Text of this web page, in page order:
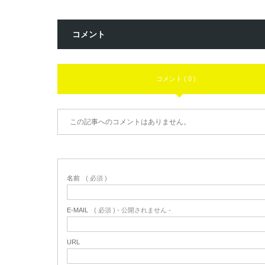
コメント
コメント ( 0 )
この記事へのコメントはありません。
名前 ( 必須 )
E-MAIL ( 必須 ) - 公開されません -
URL